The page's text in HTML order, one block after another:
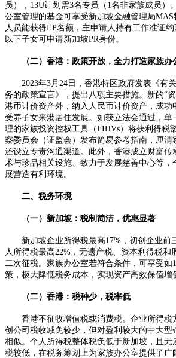
员），13U计划需3名专员（1名非家族成员）
公室管理的基金可享受新加坡金融管理局
人员能获得EP名额，主申请人持有工作准证
以下子女可申请新加坡PR身份。
（二）香港：政策开放，全力打造家族办
2023年3月24日，香港特区政府发表《有
务的政策宣言》，提出八项主要措施。新的“
港币计价资产外，纳入人民币计价资产，成功
受养子女来港居住发展。如获立法会通过，单
理的家族投资控权工具（FIHVs）将获利得税
察委员会（证监会）发布简易参考指南，厘清
还设立专责沟通渠道。此外，香港成立财富传
术与珍品相关设施、致力于发展慈善中心等，
展营造有利环境。
二、税务环境
（一）新加坡：税制简洁，优惠显著
新加坡企业所得税最高17%，初创企业前
人所得税最高22%，无遗产税、资本利得税和
二次征税。家族办公室若符合条件，可享受如
策，极大降低税务成本，实现资产高效保值增
（二）香港：税种少，税率低
香港不征收增值税或消费税。企业所得税
创公司税收减免较少，但对盈利较大的中大型
相似。个人所得税整体税负低于新加坡，且无
税较低，在税务筹划上为家族办公室提供了广